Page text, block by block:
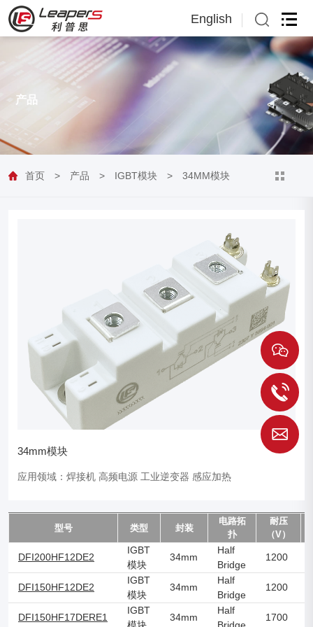
English
English
产品
首页 > 产品 > IGBT模块 > 34MM模块
34mm模块
应用领域：焊接机 高频电源 工业逆变器 感应加热
型号 类型 封装
电路拓
扑
耐压
（V）
DFI200HF12DE2
IGBT
模块
34mm
Half
Bridge
1200
DFI150HF12DE2
IGBT
模块
34mm
Half
Bridge
1200
DFI150HF17DERE1
IGBT
34mm
Half
1700